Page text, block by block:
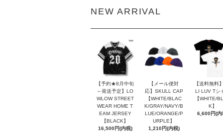
NEW ARRIVAL
【予約★8月中旬
～発送予定】LO
WLOW STREET
WEAR HOME T
EAM JERSEY
【BLACK】
16,500円(内税)
【メール便対
応】SKULL CAP
【WHITE/BLAC
K/GRAY/NAVY/B
LUE/ORANGE/P
URPLE】
1,210円(内税)
【送料無料
LI LUV Tシ
【WHITE/
K】
6,600円(内